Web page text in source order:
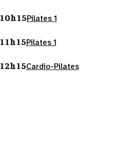
10h15Pilates 1
11h15Pilates 1
12h15Cardio-Pilates